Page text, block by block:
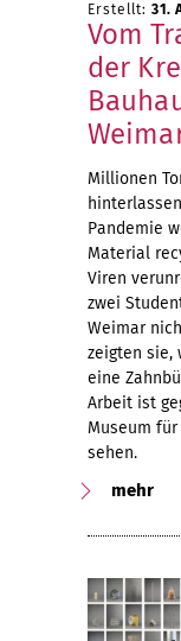
Erstellt: 31.
Vom
der
Millionen
Pandemie
Material
Viren
zwei
Weimar
zeigten sie,
eine
Arbeit ist
Museum
sehen.
mehr